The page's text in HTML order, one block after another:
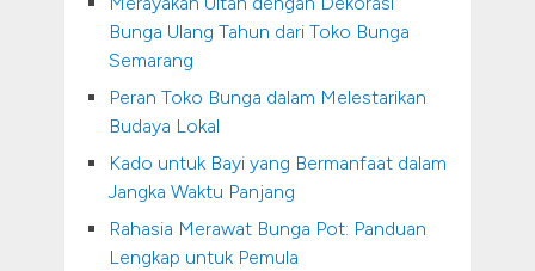
Bunga Ulang Tahun dari Toko Bunga
Semarang
Peran Toko Bunga dalam Melestarikan
Budaya Lokal
Kado untuk Bayi yang Bermanfaat dalam
Jangka Waktu Panjang
Rahasia Merawat Bunga Pot: Panduan
Lengkap untuk Pemula